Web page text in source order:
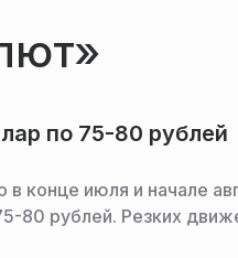
по 75-80 рублей
конце июля и начале
80 рублей. Резких